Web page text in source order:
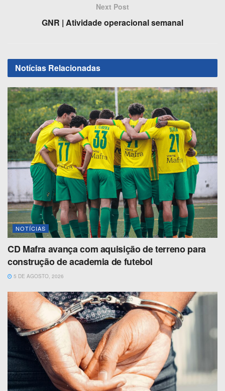
n Next Post
GNR | Atividade operacional semanal
Notícias Relacionadas
NOTÍCIAS
CD Mafra avança com aquisição de terreno para
construção de academia de futebol
5 DE AGOSTO, 2026